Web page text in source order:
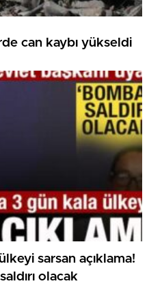
can kaybı yükseldi
sarsan açıklama!
olacak